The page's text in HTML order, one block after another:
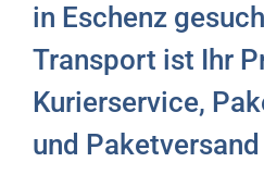
in Eschenz
Transport ist Ihr
Kurierservice,
und Paketversand